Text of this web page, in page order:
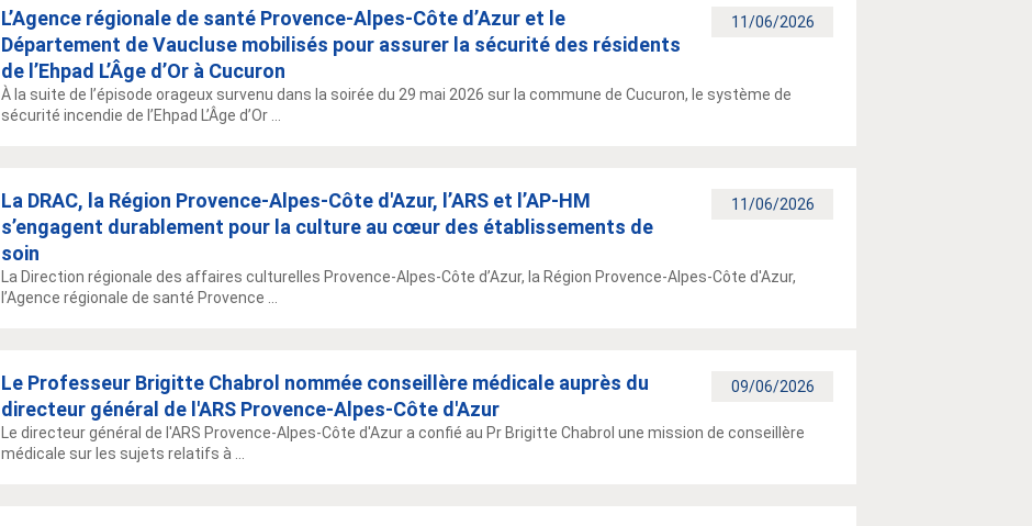
11/06/2026
L’Agence régionale de santé Provence-Alpes-Côte d’Azur et le
Département de Vaucluse mobilisés pour assurer la sécurité des résidents
de l’Ehpad L’Âge d’Or à Cucuron
À la suite de l’épisode orageux survenu dans la soirée du 29 mai 2026 sur la commune de Cucuron, le système de
sécurité incendie de l’Ehpad L’Âge d’Or ...
11/06/2026
La DRAC, la Région Provence-Alpes-Côte d'Azur, l’ARS et l’AP-HM
s’engagent durablement pour la culture au cœur des établissements de
soin
La Direction régionale des affaires culturelles Provence-Alpes-Côte d’Azur, la Région Provence-Alpes-Côte d'Azur,
l’Agence régionale de santé Provence ...
09/06/2026
Le Professeur Brigitte Chabrol nommée conseillère médicale auprès du
directeur général de l'ARS Provence-Alpes-Côte d'Azur
Le directeur général de l'ARS Provence-Alpes-Côte d'Azur a confié au Pr Brigitte Chabrol une mission de conseillère
médicale sur les sujets relatifs à ...